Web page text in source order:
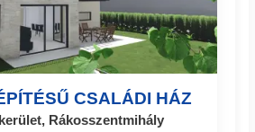
CSALÁDI HÁZ
Rákosszentmihály